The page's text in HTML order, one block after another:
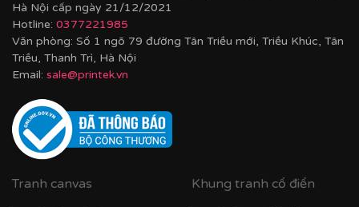
Hà Nội cấp ngày 21/12/2021
Hotline: 0377221985
Văn phòng: Số 1 ngõ 79 đường Tân Triều mới, Triều Khúc, Tân
Triều, Thanh Trì, Hà Nội
Email: sale@printek.vn
Tranh canvas
Khung tranh cổ điển